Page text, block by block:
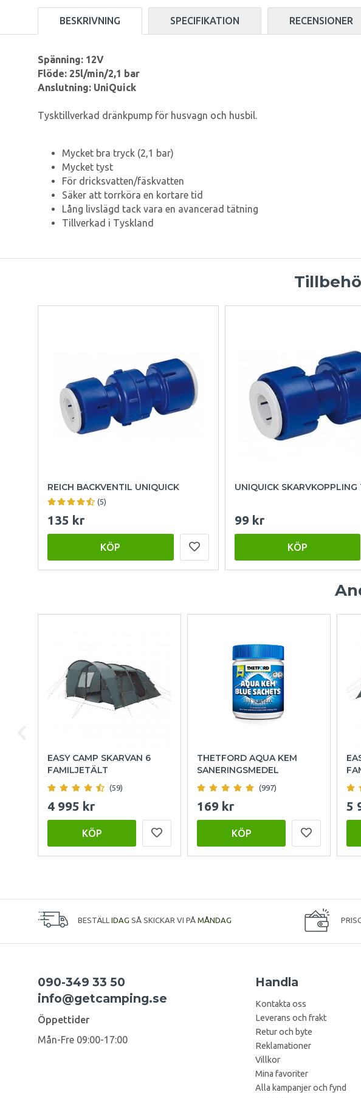
BESKRIVNING SPECIFIKATION RECENSIONER
Spänning: 12V
Flöde: 25l/min/2,1 bar
Anslutning: UniQuick
Tysktillverkad dränkpump för husvagn och husbil.
Mycket bra tryck (2,1 bar)
Mycket tyst
För dricksvatten/fäskvatten
Säker att torrköra en kortare tid
Lång livslägd tack vara en avancerad tätning
Tillverkad i Tyskland
REICH BACKVENTIL UNIQUICK
(5)
135 kr
KÖP
UNIQUICK SKARVKOPPLING
99 kr
KÖP
EASY CAMP SKARVAN 6
FAMILJETÄLT
(59)
4 995 kr
KÖP
THETFORD AQUA KEM
SANERINGSMEDEL
(997)
169 kr
KÖP
5
BESTÄLL IDAG SÅ SKICKAR VI PÅ MÅNDAG
090-349 33 50
info@getcamping.se
Öppettider
Mån-Fre 09:00-17:00
Handla
Kontakta oss
Leverans och frakt
Retur och byte
Reklamationer
Villkor
Mina favoriter
Alla kampanjer och fynd